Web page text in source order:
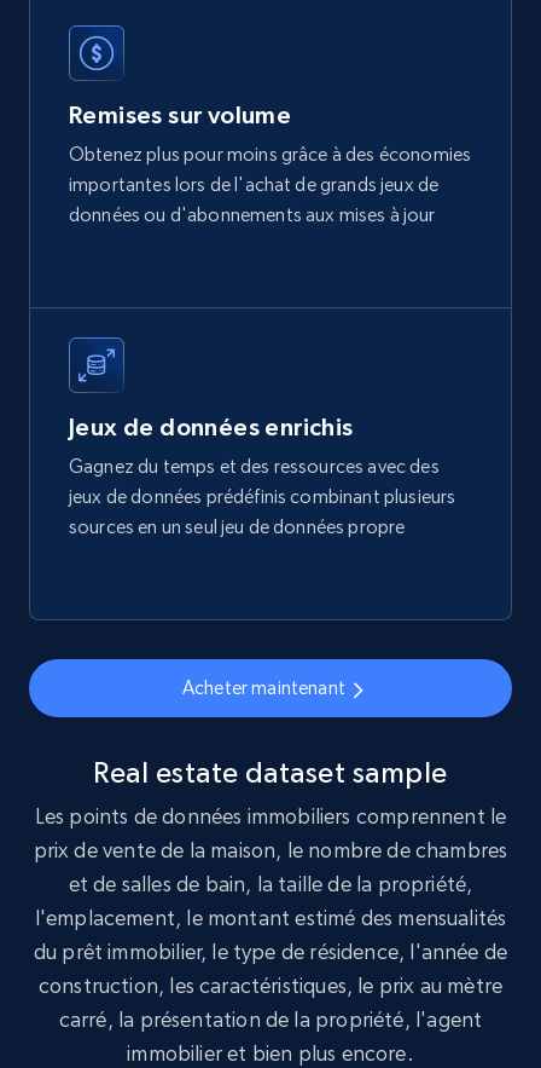
Real estate
361+ 20+ Buy Now
URL, ID, Imagen, Descripcion, Precio, Ubicacion,
Real estate
351+ 17+ Buy Now
Remises sur volume
Obtenez plus pour moins grâce à des économies
importantes lors de l'achat de grands jeux de
données ou d'abonnements aux mises à jour
Jeux de données enrichis
Gagnez du temps et des ressources avec des
jeux de données prédéfinis combinant plusieurs
sources en un seul jeu de données propre
Acheter maintenant
Real estate dataset sample
Les points de données immobiliers comprennent le
prix de vente de la maison, le nombre de chambres
et de salles de bain, la taille de la propriété,
l'emplacement, le montant estimé des mensualités
du prêt immobilier, le type de résidence, l'année de
construction, les caractéristiques, le prix au mètre
carré, la présentation de la propriété, l'agent
immobilier et bien plus encore.